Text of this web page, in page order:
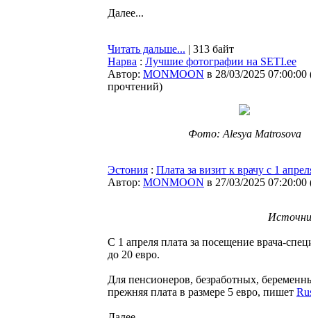
Далее...
Читать дальше... | 313 байт
Нарва : Лучшие фотографии на SETI.ee
Автор: MONMOON в 28/03/2025 07:00:00
прочтений)
Фото: Alesya Matrosova
Эстония : Плата за визит к врачу с 1
Автор: MONMOON в 27/03/2025 07:20:00
С 1 апреля плата за посещение врача-
до 20 евро.
Для пенсионеров, безработных,
прежняя плата в размере 5 евро, пишет